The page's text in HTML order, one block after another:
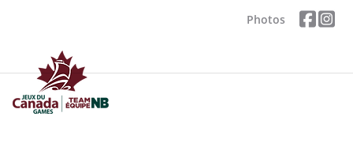
Photos